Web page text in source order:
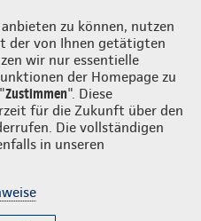
zu können, nutzen
der von Ihnen getätigten
wir nur essentielle
der Homepage zu
Zustimmen". Diese
für die Zukunft über den
Die vollständigen
in unseren
Login
Pflegekostenversicherung